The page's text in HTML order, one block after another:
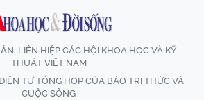
LIÊN HIỆP CÁC HỘI KHOA HỌC VÀ KỸ
THUẬT VIỆT NAM
TỬ TỔNG HỢP CỦA BÁO TRI THỨC VÀ
CUỘC SỐNG